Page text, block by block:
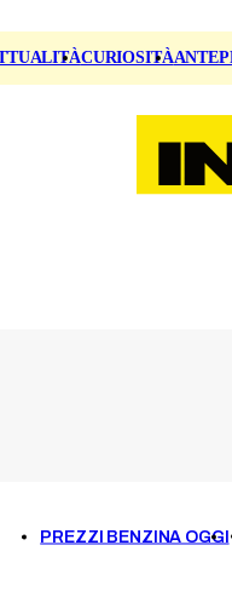
CURIOSITÀ
PREZZI BENZINA OGGI